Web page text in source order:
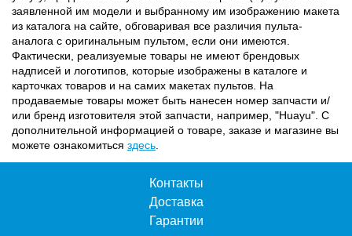
заявленной им модели и выбранному им изображению макета
из каталога на сайте, обговаривая все различия пульта-
аналога с оригинальным пультом, если они имеются.
Фактически, реализуемые товары не имеют брендовых
надписей и логотипов, которые изображены в каталоге и
карточках товаров и на самих макетах пультов. На
продаваемые товары может быть нанесен номер запчасти и/
или бренд изготовителя этой запчасти, например, "Huayu". С
дополнительной информацией о товаре, заказе и магазине вы
можете ознакомиться здесь
Контакты
Доставка
Гарантии